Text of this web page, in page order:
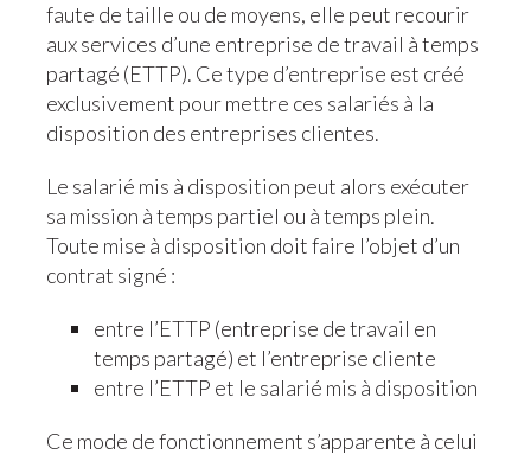
faute de taille ou de moyens, elle peut recourir
aux services d’une entreprise de travail à temps
partagé (ETTP). Ce type d’entreprise est créé
exclusivement pour mettre ces salariés à la
disposition des entreprises clientes.
Le salarié mis à disposition peut alors exécuter
sa mission à temps partiel ou à temps plein.
Toute mise à disposition doit faire l’objet d’un
contrat signé :
entre l’ETTP (entreprise de travail en
temps partagé) et l’entreprise cliente
entre l’ETTP et le salarié mis à disposition
Ce mode de fonctionnement s’apparente à celui